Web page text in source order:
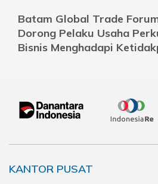
Batam Global Trade
Dorong Pelaku Usaha
Bisnis Menghadapi
KANTOR PUSAT